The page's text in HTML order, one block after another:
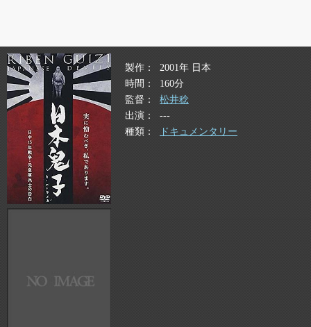
製作
2001年 日本
時間
160分
監督
松井稔
出演
---
種類
ドキュメンタリー